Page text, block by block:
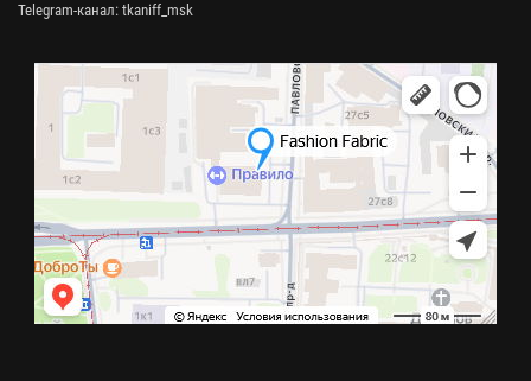
Telegram-канал: tkaniff_msk